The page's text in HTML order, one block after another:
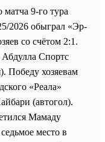
9-го тура
2026 обыграл «Эр-
со счётом 2:1.
Абдулла Спортс
Победу хозяевам
«Реала»
(автогол).
Мамаду
место в